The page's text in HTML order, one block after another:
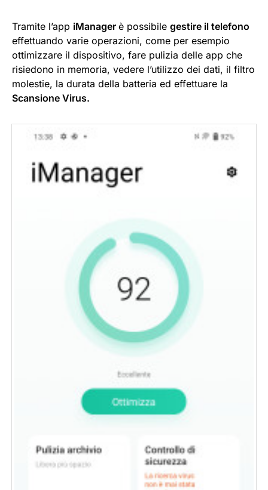
Tramite l’app iManager è possibile gestire il telefono
effettuando varie operazioni, come per esempio
ottimizzare il dispositivo, fare pulizia delle app che
risiedono in memoria, vedere l’utilizzo dei dati, il filtro
molestie, la durata della batteria ed effettuare la
Scansione Virus.